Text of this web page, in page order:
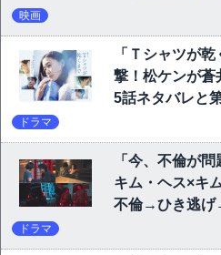
映画
「Ｔシャツが
撃！松ケンが蒼
5話ネタバレと
ドラマ
「今、不倫が
キム・ヘス×キ
不倫→ひき逃げ
ドラマ